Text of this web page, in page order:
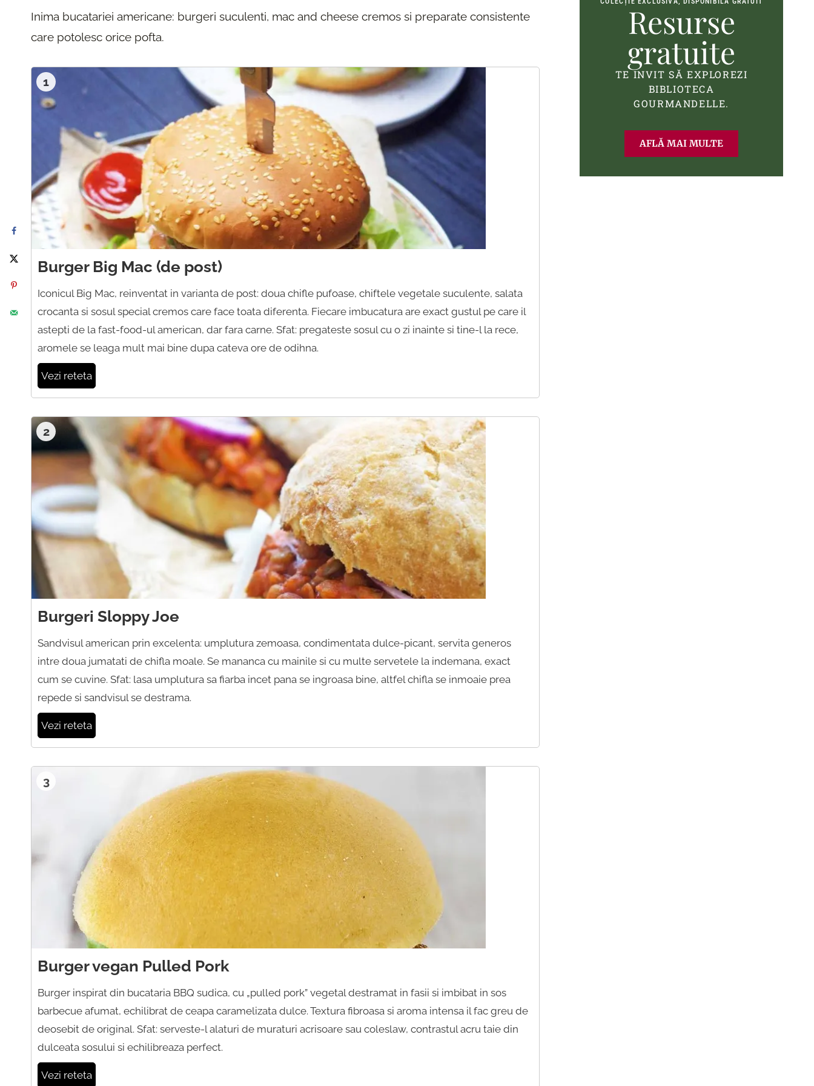
Inima bucatariei americane: burgeri suculenti, mac and cheese cremos si preparate consistente
care potolesc orice pofta.
1
Burger Big Mac (de post)
Iconicul Big Mac, reinventat in varianta de post: doua chifle pufoase, chiftele vegetale suculente, salata
crocanta si sosul special cremos care face toata diferenta. Fiecare imbucatura are exact gustul pe care il
astepti de la fast-food-ul american, dar fara carne. Sfat: pregateste sosul cu o zi inainte si tine-l la rece,
aromele se leaga mult mai bine dupa cateva ore de odihna.
Vezi reteta
2
Burgeri Sloppy Joe
Sandvisul american prin excelenta: umplutura zemoasa, condimentata dulce-picant, servita generos
intre doua jumatati de chifla moale. Se mananca cu mainile si cu multe servetele la indemana, exact
cum se cuvine. Sfat: lasa umplutura sa fiarba incet pana se ingroasa bine, altfel chifla se inmoaie prea
repede si sandvisul se destrama.
Vezi reteta
3
Burger vegan Pulled Pork
Burger inspirat din bucataria BBQ sudica, cu „pulled pork” vegetal destramat in fasii si imbibat in sos
barbecue afumat, echilibrat de ceapa caramelizata dulce. Textura fibroasa si aroma intensa il fac greu de
deosebit de original. Sfat: serveste-l alaturi de muraturi acrisoare sau coleslaw, contrastul acru taie din
dulceata sosului si echilibreaza perfect.
Vezi reteta
Resurse
gratuite
TE INVIT SĂ EXPLOREZI
BIBLIOTECA
GOURMANDELLE.
AFLĂ MAI MULTE